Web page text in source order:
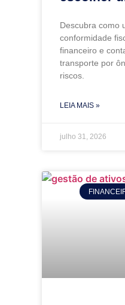
Descubra como
conformidade
financeiro e
transporte por
riscos.
LEIA MAIS »
julho 31, 2026